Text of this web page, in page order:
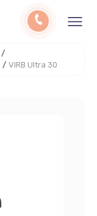
/
/ VIRB Ultra 30